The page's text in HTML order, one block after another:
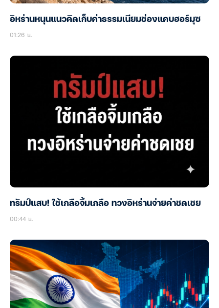
อิหร่านหนุนแนวคิดเก็บค่าธรรมเนียมช่องแคบฮอร์มุซ
01:26 น.
ทรัมป์แสบ! ใช้เกลือจิ้มเกลือ ทวงอิหร่านจ่ายค่าชดเชย
00:44 น.